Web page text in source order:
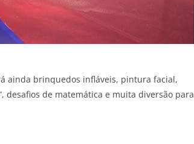
ainda brinquedos infláveis, pintura facial,
desafios de matemática e muita diversão para